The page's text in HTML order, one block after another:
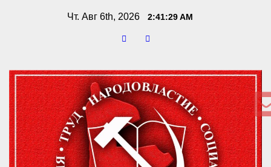
Чт. Авг 6th, 2026 2:41:30 AM